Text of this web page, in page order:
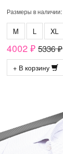
Размеры в наличии:
M L XL
4002 ₽ 5336 ₽
+ В корзину